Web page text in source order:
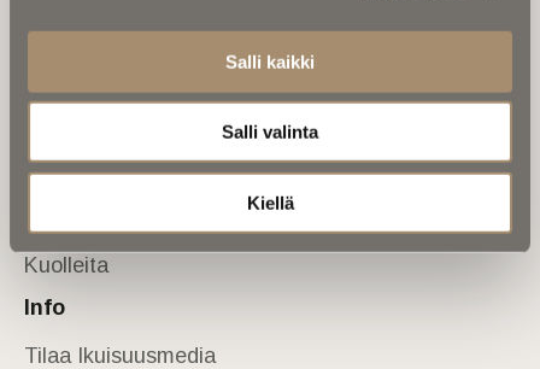
Salli kaikki
Salli valinta
Kiellä
Muistokirjoituksia
Kuolema koskettaa
Asiantuntijoilta
Kuolleita
Info
Tilaa Ikuisuusmedia